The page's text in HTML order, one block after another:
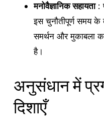
मनोवैज्ञानिक सहायता:
इस चुनौतीपूर्ण समय के
समर्थन और मुकाबला
है।
अनुसंधान में
दिशाएँ